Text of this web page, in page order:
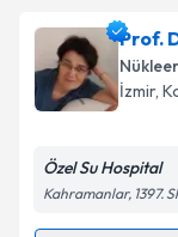
Doç. Dr.
oluşturun.
takvim
Prof.
İzmir,
Özel Su Hospital
Kahramanlar, 1397.